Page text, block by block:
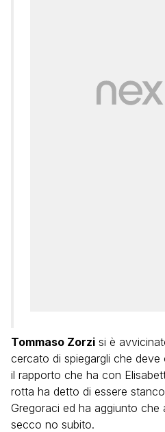
Tommaso Zorzi si è
cercato di spiegargli che
il rapporto che ha con
rotta ha detto di essere
Gregoraci ed ha aggiunto che
secco no subito.